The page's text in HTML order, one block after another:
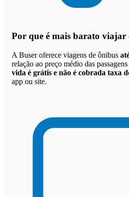
Por que é mais barato viajar
A Buser oferece viagens de ônibus
relação ao preço médio das
vida é grátis e não é cobrada taxa
app ou site.